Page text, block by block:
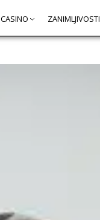
CASINO ZANIMLJIVOSTI